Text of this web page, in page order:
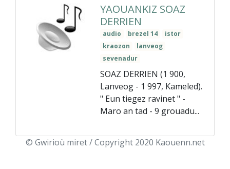
YAOUANKIZ SOAZ
DERRIEN
audio brezel 14
istor
kraozon
lanveog
sevenadur
SOAZ DERRIEN (1 900,
Lanveog - 1 997, Kameled).
" Eun tiegez ravinet " -
Maro an tad - 9 grouadu...
© Gwirioù miret / Copyright 2020 Kaouenn.net